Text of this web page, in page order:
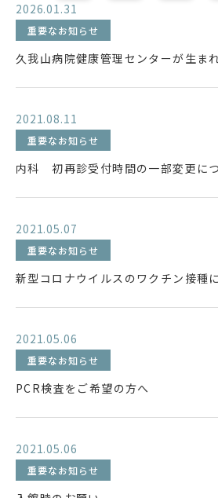
2026.01.31
重要なお知らせ
久我山病院健康管理センターが生ま
2021.08.11
重要なお知らせ
内科 初再診受付時間の一部変更に
2021.05.07
重要なお知らせ
新型コロナウイルスのワクチン接種
2021.05.06
重要なお知らせ
PCR検査をご希望の方へ
2021.05.06
重要なお知らせ